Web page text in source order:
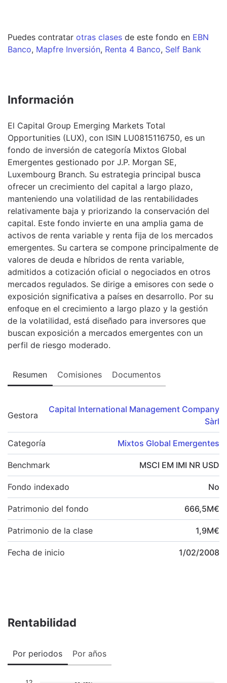
Puedes contratar otras clases de este fondo en EBN
Banco, Mapfre Inversión, Renta 4 Banco, Self Bank
Información
El Capital Group Emerging Markets Total
Opportunities (LUX), con ISIN LU0815116750, es un
fondo de inversión de categoría Mixtos Global
Emergentes gestionado por J.P. Morgan SE,
Luxembourg Branch. Su estrategia principal busca
ofrecer un crecimiento del capital a largo plazo,
manteniendo una volatilidad de las rentabilidades
relativamente baja y priorizando la conservación del
capital. Este fondo invierte en una amplia gama de
activos de renta variable y renta fija de los mercados
emergentes. Su cartera se compone principalmente de
valores de deuda e híbridos de renta variable,
admitidos a cotización oficial o negociados en otros
mercados regulados. Se dirige a emisores con sede o
exposición significativa a países en desarrollo. Por su
enfoque en el crecimiento a largo plazo y la gestión
de la volatilidad, está diseñado para inversores que
buscan exposición a mercados emergentes con un
perfil de riesgo moderado.
Resumen Comisiones Documentos
Gestora
Capital International Management Company
Sàrl
Categoría Mixtos Global Emergentes
Benchmark MSCI EM IMI NR USD
Fondo indexado No
Patrimonio del fondo 666,5M€
Patrimonio de la clase 1,9M€
Fecha de inicio 1/02/2008
Rentabilidad
Por periodos Por años